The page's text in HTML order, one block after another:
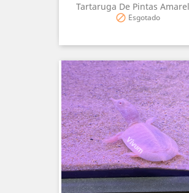
Tartaruga De Pintas
 Esgotado